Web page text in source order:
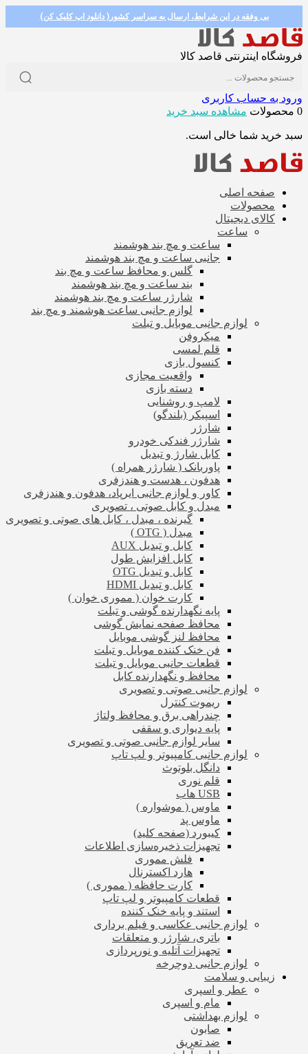
بی وفقه در این شرایط، ارسال به سراسر کشور( دانلود اپ کلیک کن)
فروشگاه اینترنتی قاصد کالا
ورود به حساب کاربری
0 محصولات
مشاهده سبد خرید
سبد خرید شما خالی است.
صفحه اصلی
محصولات
کالای دیجیتال
ساعت
ساعت و مچ بند هوشمند
جانبی ساعت و مچ بند هوشمند
گلس و محافظ ساعت و مچ بند
بند ساعت و مچ بند هوشمند
شارژر ساعت و مچ بند هوشمند
لوازم جانبی ساعت هوشمند و مچ بند
لوازم جانبی موبایل و تبلت
میکروفن
قلم لمسی
کنسول بازی
واقعیت مجازی
دسته بازی
لامپ و روشنایی
اسپیکر (بلندگو)
شارژر
شارژر فندکی خودرو
کابل شارژ و تبدیل
پاوربانک ( شارژر همراه )
هدفون ، هدست و هندزفری
کاور و لوازم جانبی ایرپاد، هدفون و هندزفری
مبدل و کابل صوتی ، تصویری
گیرنده ، مبدل ، کابل های صوتی و تصویری
مبدل ( OTG )
کابل و تبدیل AUX
کابل افزایش طول
کابل و تبدیل OTG
کابل و تبدیل HDMI
کارت خوان ( مموری خوان )
پایه نگهدارنده گوشی و تبلت
محافظ صفحه نمایش گوشی
محافظ لنز گوشی موبایل
فن خنک کننده موبایل و تبلت
قطعات جانبی موبایل و تبلت
محافظ و نگهدارنده کابل
لوازم جانبی صوتی و تصویری
ریموت کنترل
چندراهی برق و محافظ ولتاژ
پایه دیواری و سقفی
سایر لوازم جانبی صوتی و تصویری
لوازم جانبی کامپیوتر و لپ تاپ
دانگل بلوتوث
قلم نوری
USB هاب
ماوس ( موشواره )
ماوس پد
کیبورد (صفحه کلید)
تجهیزات ذخیره‌سازی اطلاعات
فلش مموری
هارد اکسترنال
کارت حافظه ( مموری )
قطعات کامپیوتر و لپ تاپ
استند و پایه خنک کننده
لوازم جانبی عکاسی و فیلم برداری
باتری، شارژر و متعلقات
تجهیزات آتلیه و نورپردازی
لوازم جانبی دوچرخه
زیبایی و سلامت
عطر و اسپری
مام و اسپری
لوازم بهداشتی
صابون
ضد تعریق